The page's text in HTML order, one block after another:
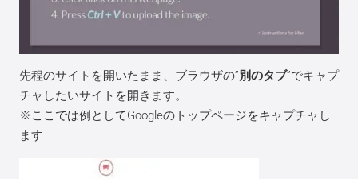
先程のサイトを開いたまま、ブラウザの”別のタブ”でキャプ
チャしたいサイトを開きます。
※ここでは例としてGoogleのトップページをキャプチャし
ます